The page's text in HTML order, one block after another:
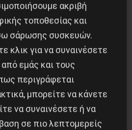
ακριβή
τοποθεσίας και
σάρωσης συσκευών.
κλικ για να συναινέσετε
εμάς και τους
περιγράφεται
μπορείτε να κάνετε
να συναινέσετε ή να
σε πιο λεπτομερείς